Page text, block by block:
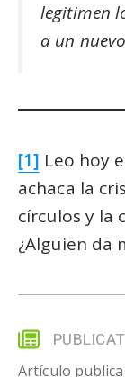
legitimen
a un
[1] Leo hoy
achaca la
círculos y la
¿Alguien da
Artículo